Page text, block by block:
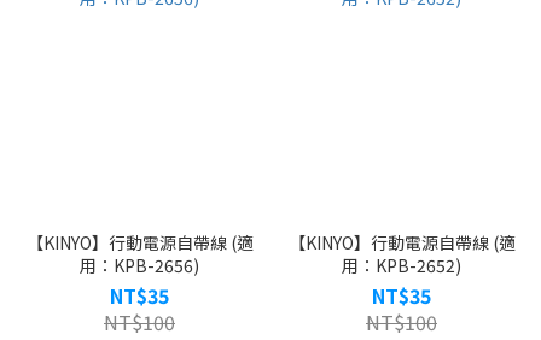
【KINYO】行動電源自帶線 (適
用：KPB-2656)
NT$35
NT$100
【KINYO】行動電源自帶線 (適
用：KPB-2652)
NT$35
NT$100